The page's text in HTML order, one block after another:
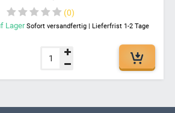
Stehlampe massiv aus Eisen, Designer
Stehlampe
0
Lager Sofort versandfertig | Lieferfrist 1-2 Tage